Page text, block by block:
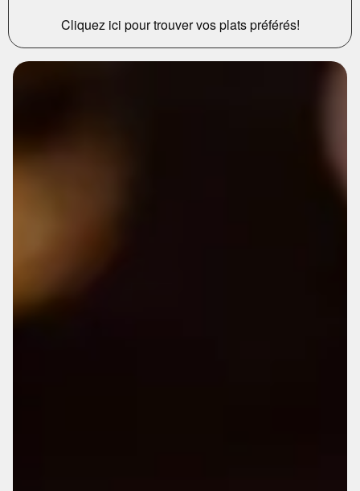
Cliquez ici pour trouver vos plats préférés!